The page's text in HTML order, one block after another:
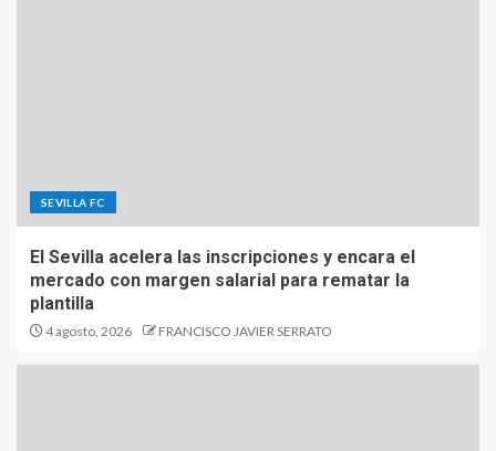
SEVILLA FC
El Sevilla acelera las inscripciones y encara el
mercado con margen salarial para rematar la
plantilla
4 agosto, 2026 FRANCISCO JAVIER SERRATO